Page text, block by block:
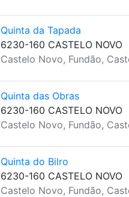
Quinta da Tapada
6230-160 CASTELO NOVO
Castelo Novo, Fundão,
Quinta das Obras
6230-160 CASTELO NOVO
Castelo Novo, Fundão,
Quinta do Bilro
6230-160 CASTELO NOVO
Castelo Novo, Fundão,